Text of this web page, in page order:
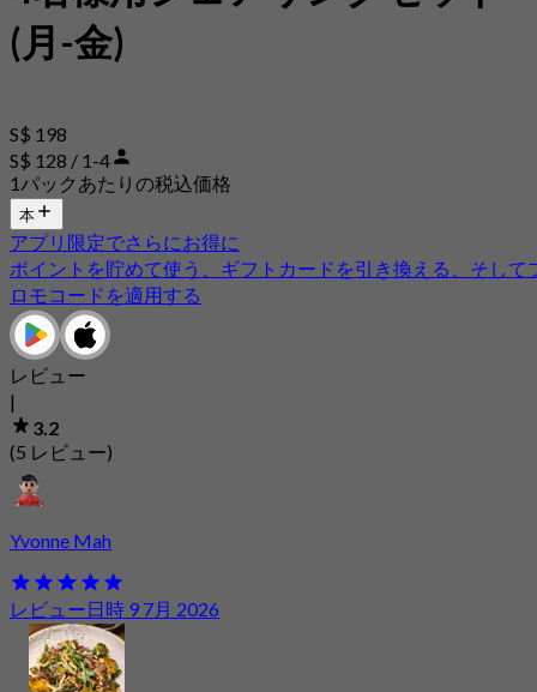
(月-金)
S$ 198
S$ 128 / 1-4
1パックあたりの税込価格
本
アプリ限定でさらにお得に
ポイントを貯めて使う、ギフトカードを引き換える、そして
ロモコードを適用する
レビュー
|
3.2
(5 レビュー)
Yvonne Mah
レビュー日時 9 7月 2026